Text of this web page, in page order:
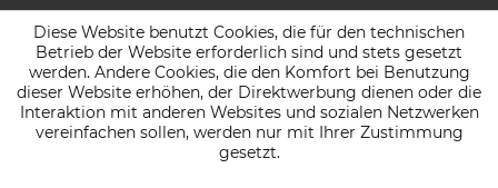
Diese Website benutzt Cookies, die für den technischen
Betrieb der Website erforderlich sind und stets gesetzt
werden. Andere Cookies, die den Komfort bei Benutzung
dieser Website erhöhen, der Direktwerbung dienen oder die
Interaktion mit anderen Websites und sozialen Netzwerken
vereinfachen sollen, werden nur mit Ihrer Zustimmung
gesetzt.